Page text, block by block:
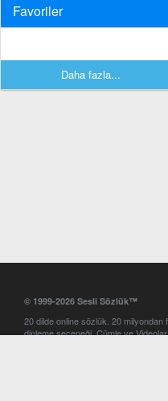
Favoriler
Daha fazla...
© 1999-2026 Sesli Sözlük™
20 dilde online sözlük. 20 milyondan
dinleme seçeneği. Cümle ve